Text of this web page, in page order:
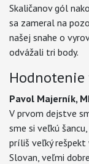
Skaličanov gól
sa zameral na
našej snahe o
odvážali tri body.
Hodnotenie
Pavol Majerník,
V prvom dejstve
sme si veľkú
príliš veľký rešpekt
Slovan, veľmi